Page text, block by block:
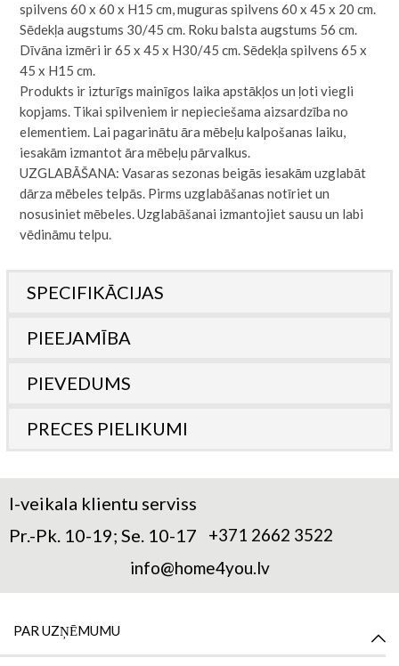
spilvens 60 x 60 x H15 cm, muguras spilvens 60 x 45 x 20 cm.
Sēdekļa augstums 30/45 cm. Roku balsta augstums 56 cm.
Dīvāna izmēri ir 65 x 45 x H30/45 cm. Sēdekļa spilvens 65 x
45 x H15 cm.
Produkts ir izturīgs mainīgos laika apstākļos un ļoti viegli
kopjams. Tikai spilveniem ir nepieciešama aizsardzība no
elementiem. Lai pagarinātu āra mēbeļu kalpošanas laiku,
iesakām izmantot āra mēbeļu pārvalkus.
UZGLABĀŠANA: Vasaras sezonas beigās iesakām uzglabāt
dārza mēbeles telpās. Pirms uzglabāšanas notīriet un
nosusiniet mēbeles. Uzglabāšanai izmantojiet sausu un labi
vēdināmu telpu.
SPECIFIKĀCIJAS
PIEEJAMĪBA
PIEVEDUMS
PRECES PIELIKUMI
I-veikala klientu serviss
Pr.-Pk. 10-19; Se. 10-17
+371 2662 3522
info@home4you.lv
PAR UZŅĒMUMU